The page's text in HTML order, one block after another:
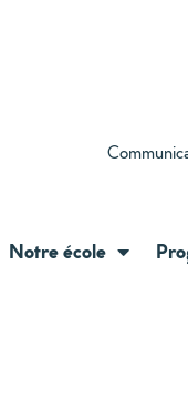
Notre école